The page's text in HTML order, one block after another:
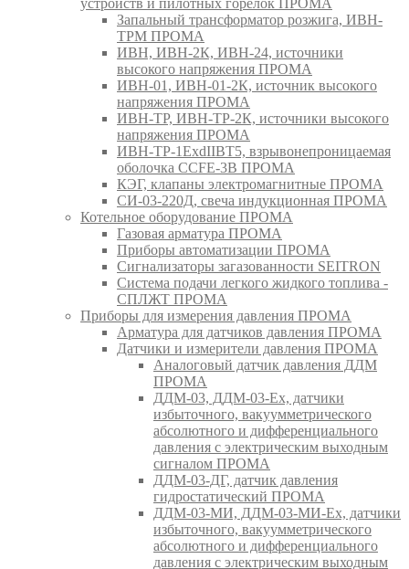
устройств и пилотных горелок ПРОМА
Запальный трансформатор розжига, ИВН-
ТРМ ПРОМА
ИВН, ИВН-2К, ИВН-24, источники
высокого напряжения ПРОМА
ИВН-01, ИВН-01-2К, источник высокого
напряжения ПРОМА
ИВН-ТР, ИВН-ТР-2К, источники высокого
напряжения ПРОМА
ИВН-ТР-1ExdIIBT5, взрывонепроницаемая
оболочка CCFE-3B ПРОМА
КЭГ, клапаны электромагнитные ПРОМА
СИ-03-220Д, свеча индукционная ПРОМА
Котельное оборудование ПРОМА
Газовая арматура ПРОМА
Приборы автоматизации ПРОМА
Сигнализаторы загазованности SEITRON
Система подачи легкого жидкого топлива -
СПЛЖТ ПРОМА
Приборы для измерения давления ПРОМА
Арматура для датчиков давления ПРОМА
Датчики и измерители давления ПРОМА
Аналоговый датчик давления ДДМ
ПРОМА
ДДМ-03, ДДМ-03-Ех, датчики
избыточного, вакуумметрического
абсолютного и дифференциального
давления с электрическим выходным
сигналом ПРОМА
ДДМ-03-ДГ, датчик давления
гидростатический ПРОМА
ДДМ-03-МИ, ДДМ-03-МИ-Ех, датчики
избыточного, вакуумметрического
абсолютного и дифференциального
давления с электрическим выходным